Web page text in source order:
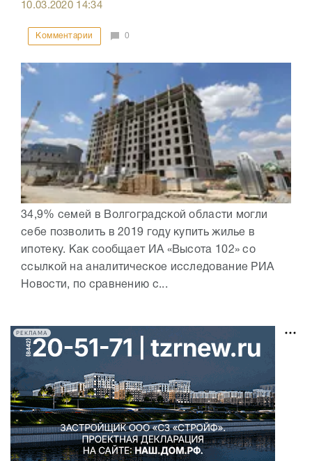
10.03.2020 14:34
Комментарии 0
34,9% семей в Волгоградской области могли
себе позволить в 2019 году купить жилье в
ипотеку. Как сообщает ИА «Высота 102» со
ссылкой на аналитическое исследование РИА
Новости, по сравнению с...
РЕКЛАМА